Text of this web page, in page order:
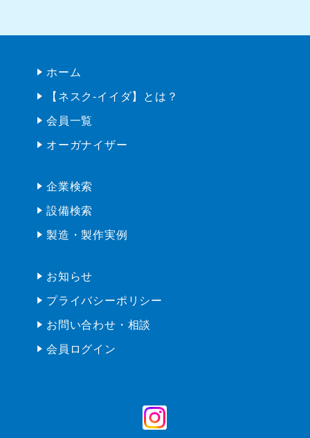
ホーム
【ネスク-イイダ】とは？
会員一覧
オーガナイザー
企業検索
設備検索
製造・製作実例
お知らせ
プライバシーポリシー
お問い合わせ・相談
会員ログイン